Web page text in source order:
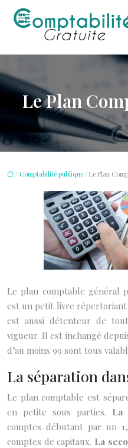
Le Plan
/ Comptabilité publique / Le Plan
Le plan comptable général
est un petit livre
est aussi détenteur de
vigueur. Il est inchangé
d’au moins 99 sont tous
La séparation
Le plan comptable est
en petite sous parties. La
comptes débutant par un
comptes de capitaux. La